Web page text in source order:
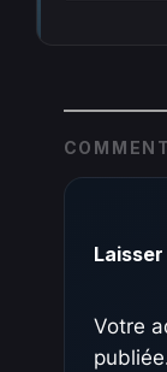
Votre